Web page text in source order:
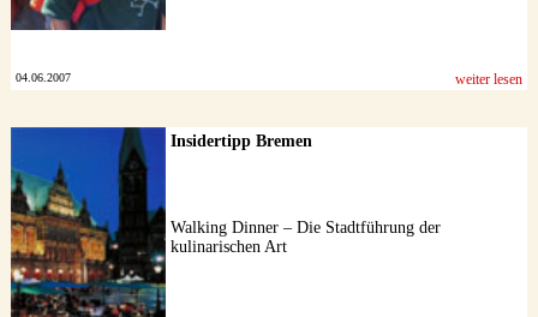
04.06.2007 weiter lesen
Insidertipp Bremen
Walking Dinner – Die Stadtführung der
kulinarischen Art